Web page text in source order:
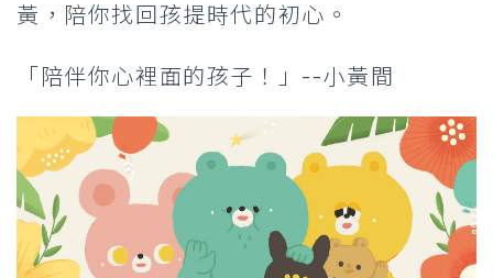
黃，陪你找回孩提時代的初心。
「陪伴你心裡面的孩子！」--小黃間